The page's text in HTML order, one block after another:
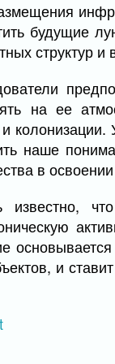
будущие
структур
на ее
наше
в
известно,
и